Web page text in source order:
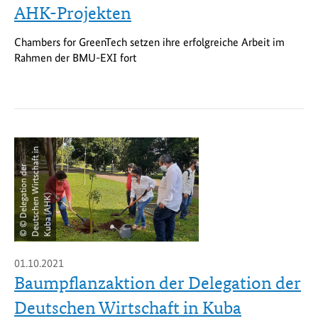
AHK-Projekten
Chambers for GreenTech setzen ihre erfolgreiche Arbeit im
Rahmen der BMU-EXI fort
©
©
D
e
l
e
g a
t
i
o
n
d
e
r
D
e
u
t
s
c
h
e
n
W
i
r
t
s
c
h
a
f
t
in
K
u
b
a
(
A
H
K )
01.10.2021
Baumpflanzaktion der Delegation der
Deutschen Wirtschaft in Kuba